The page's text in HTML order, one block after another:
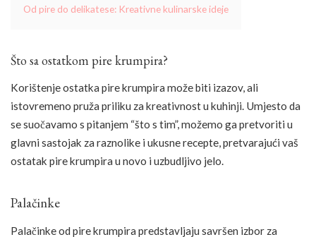
Od pire do delikatese: Kreativne kulinarske ideje
Što sa ostatkom pire krumpira?
Korištenje ostatka pire krumpira može biti izazov, ali
istovremeno pruža priliku za kreativnost u kuhinji. Umjesto da
se suočavamo s pitanjem “što s tim”, možemo ga pretvoriti u
glavni sastojak za raznolike i ukusne recepte, pretvarajući vaš
ostatak pire krumpira u novo i uzbudljivo jelo.
Palačinke
Palačinke od pire krumpira predstavljaju savršen izbor za